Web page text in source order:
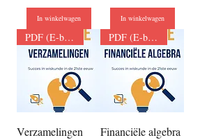
In winkelwagen In winkelwagen
PDF (E-boek)
Verzamelingen
PDF (E-boek)
Financiële algebra